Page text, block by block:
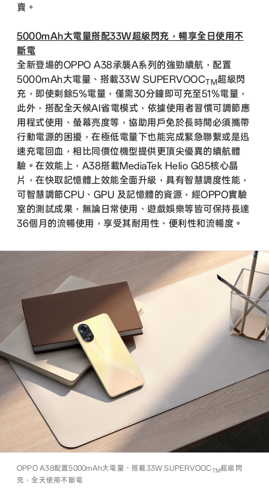
賣。
5000mAh大電量搭配33W超級閃充，暢享全日使用不
斷電
全新登場的OPPO A38承襲A系列的強勁續航，配置
5000mAh大電量、搭載33W SUPERVOOCTM超級閃
充，即使剩餘5%電量，僅需30分鐘即可充至51%電量，
此外，搭配全天候AI省電模式，依據使用者習慣可調節應
用程式使用、螢幕亮度等，協助用戶免於長時間必須攜帶
行動電源的困擾，在極低電量下也能完成緊急聯繫或是迅
速充電回血，相比同價位機型提供更頂尖優異的續航體
驗。在效能上，A38搭載MediaTek Helio G85核心晶
片，在快取記憶體上效能全面升級，具有智慧調度性能，
可智慧調節CPU、GPU 及記憶體的資源，經OPPO實驗
室的測試成果，無論日常使用、遊戲娛樂等皆可保持長達
36個月的流暢使用，享受其耐用性、便利性和流暢度。
OPPO A38配置5000mAh大電量、搭載33W SUPERVOOCTM超級閃
充，全天使用不斷電